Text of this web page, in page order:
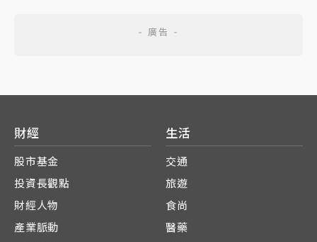
財經
股市基金
投資長觀點
財經人物
產業脈動
生活
交通
旅遊
食尚
醫藥